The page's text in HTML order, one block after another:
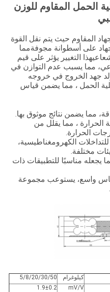
الحمل المقاوم للوزن
المقاوم حيث يتم نقل القوة
على أسطوانة مجوفةمما
التغيير يؤثر على قيم
مما يسبب عدم التوازن في
جهد الخروج في خروجه
الحمل ، مما يضمن قياس
مما يضمن نتائج موثوق بها.
الحرارة ، مما يقلل من
الحرارة.
الكهرومغناطيسية،
مختلفة.
يجعله مناسبًا للتطبيقات ذات
واسع، يستوعب مجموعة
كيلوغرام
5/8/20/30/50
mV/V
1.9±0.2